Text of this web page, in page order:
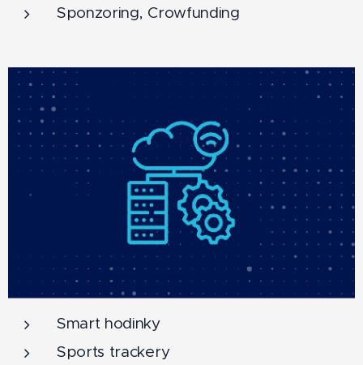
Sponzoring, Crowfunding
Smart hodinky
Sports trackery